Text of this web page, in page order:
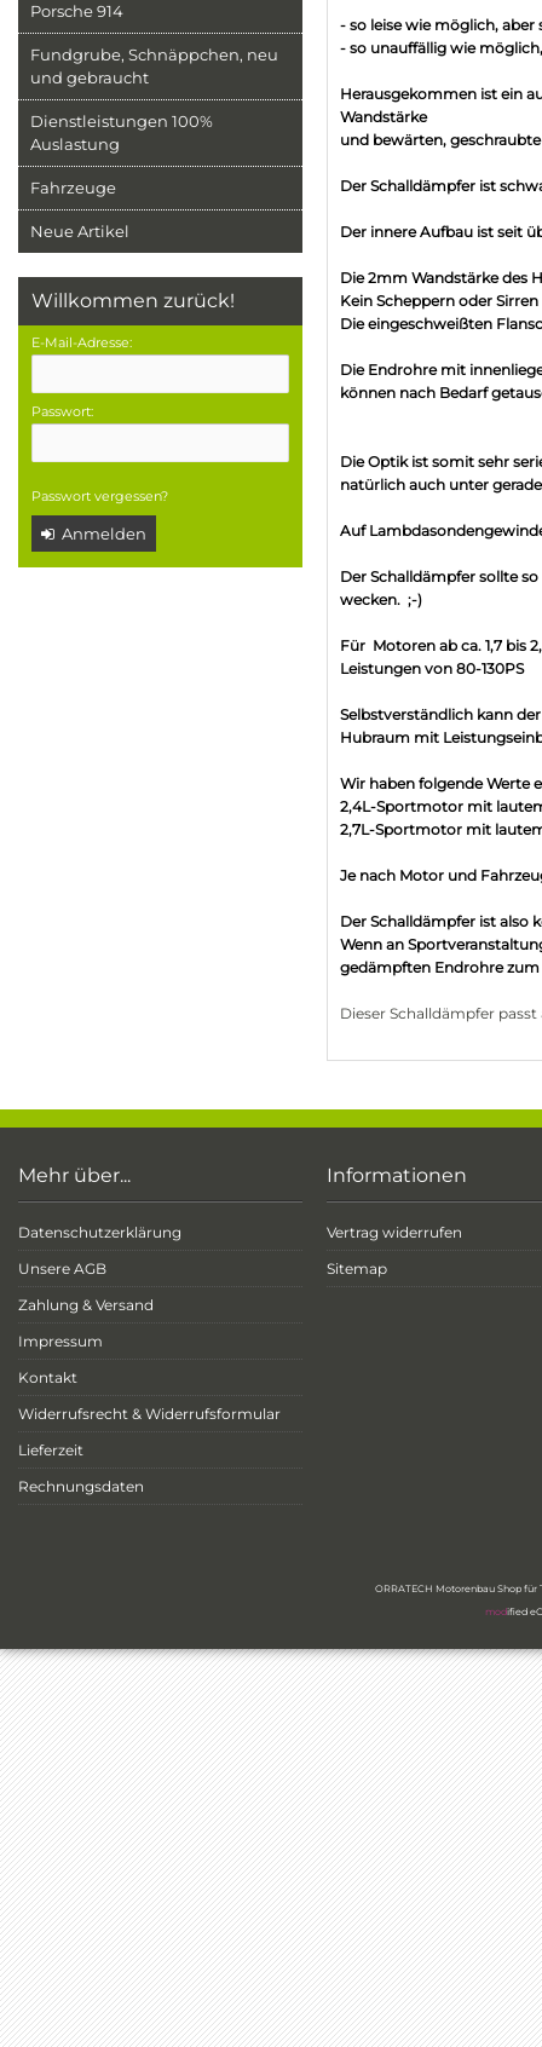
Porsche 914
Fundgrube, Schnäppchen, neu
und gebraucht
Dienstleistungen 100%
Auslastung
Fahrzeuge
Neue Artikel
Willkommen zurück!
E-Mail-Adresse:
Passwort:
Passwort vergessen?
Anmelden
- so leise wie möglich,
- so unauffällig wie
Herausgekommen ist ein
Wandstärke
und bewärten,
Der Schalldämpfer ist
Der innere Aufbau ist seit
Die 2mm Wandstärke des
Kein Scheppern oder
Die eingeschweißten
Die Endrohre mit
können nach Bedarf
Die Optik ist somit sehr
natürlich auch unter
Auf
Der Schalldämpfer sollte
wecken. ;-)
Für Motoren ab ca. 1,7 bis
Leistungen von 80-130PS
Selbstverständlich kann
Hubraum mit
Wir haben folgende Werte
2,4L-Sportmotor mit
2,7L-Sportmotor mit
Je nach Motor und
Der Schalldämpfer ist also
Wenn an
gedämpften Endrohre
Dieser Schalldämpfer
Mehr über...
Datenschutzerklärung
Unsere AGB
Zahlung & Versand
Impressum
Kontakt
Widerrufsrecht & Widerrufsformular
Lieferzeit
Rechnungsdaten
Informationen
Vertrag widerrufen
Sitemap
ORRATECH Motorenbau Shop für
modified